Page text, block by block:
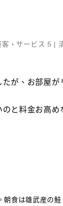
客・サービス 5 |
が、お部屋
と料金お高め
食は雄武産の